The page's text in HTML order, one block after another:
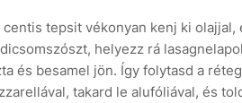
tepsit vékonyan kenj ki
helyezz rá
és besamel jön. Így folytasd a
takard le alufóliával, és